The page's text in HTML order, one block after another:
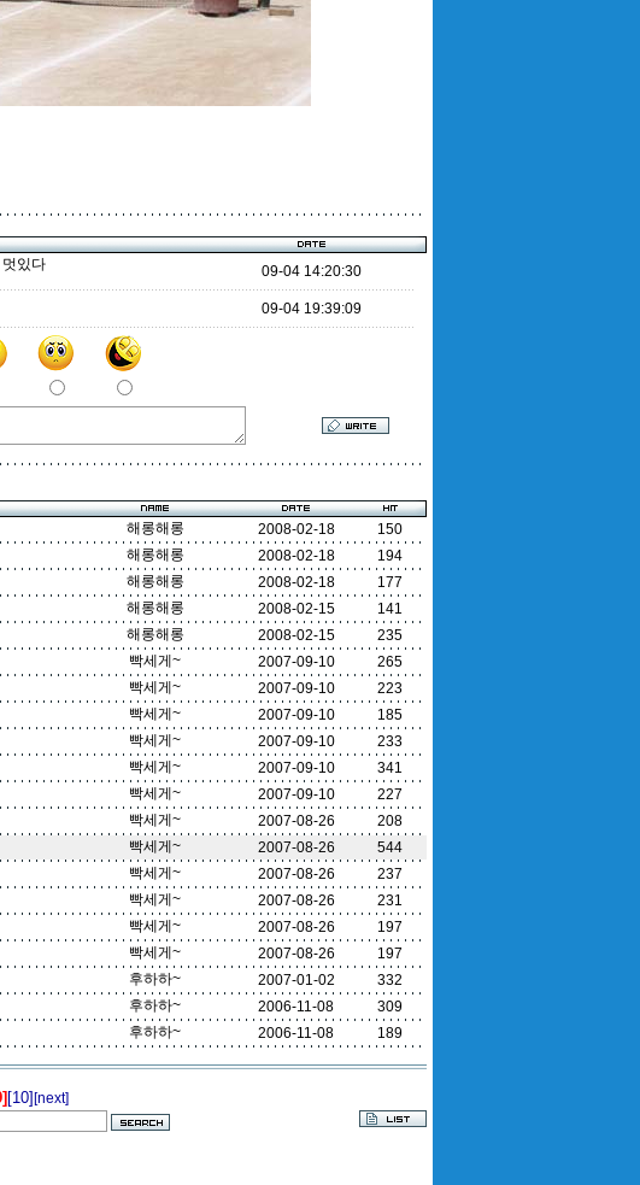
있다 09-04 14:20:30
09-04 19:39:09
해롱해롱 2008-02-18
150
해롱해롱 2008-02-18
194
해롱해롱 2008-02-18
177
해롱해롱 2008-02-15
141
해롱해롱 2008-02-15
235
빡세게~ 2007-09-10
265
빡세게~ 2007-09-10
223
빡세게~ 2007-09-10
185
빡세게~ 2007-09-10
233
빡세게~ 2007-09-10
341
빡세게~ 2007-09-10
227
빡세게~ 2007-08-26
208
빡세게~ 2007-08-26
544
빡세게~ 2007-08-26
237
빡세게~ 2007-08-26
231
빡세게~ 2007-08-26
197
빡세게~ 2007-08-26
197
후하하~ 2007-01-02
332
후하하~ 2006-11-08
309
후하하~ 2006-11-08 189
[10] [next]